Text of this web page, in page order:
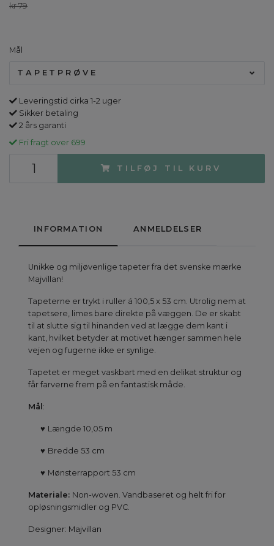
kr 79
Mål
TAPETPRØVE
Leveringstid cirka 1-2 uger
Sikker betaling
2 års garanti
Fri fragt over 699
TILFØJ TIL KURV
INFORMATION ANMELDELSER
Unikke og miljøvenlige tapeter fra det svenske mærke
Majvillan!
Tapeterne er trykt i ruller á 100,5 x 53 cm. Utrolig nem at
tapetsere, limes bare direkte på væggen. De er skabt
til at slutte sig til hinanden ved at lægge dem kant i
kant, hvilket betyder at motivet hænger sammen hele
vejen og fugerne ikke er synlige.
Tapetet er meget vaskbart med en delikat struktur og
får farverne frem på en fantastisk måde.
Mål :
♥ Længde 10,05 m
♥ Bredde 53 cm
♥ Mønsterrapport 53 cm
Materiale: Non-woven. Vandbaseret og helt fri for
opløsningsmidler og PVC.
Designer: Majvillan